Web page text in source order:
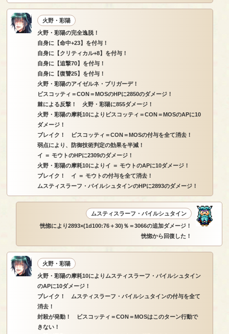
火野・彩陽
火野・彩陽の完全逸脱！
自身に【命中+23】を付与！
自身に【クリティカル+8】を付与！
自身に【追撃70】を付与！
自身に【復讐25】を付与！
火野・彩陽のアイゼルネ・ブリガーデ！
ビスコッティ＝CON＝MOSのHPに2850のダメージ！
棘による反撃！ 火野・彩陽に855ダメージ！
火野・彩陽の摩耗10によりビスコッティ＝CON＝MOSのAPに10
ダメージ！
ブレイク！ ビスコッティ＝CON＝MOSの付与を全て消去！
弱点により、防御技術判定の効果を半減！
イ ＝ モウトのHPに2309のダメージ！
火野・彩陽の摩耗10によりイ ＝ モウトのAPに10ダメージ！
ブレイク！ イ ＝ モウトの付与を全て消去！
ムスティスラーフ・バイルシュタインのHPに2893のダメージ！
ムスティスラーフ・バイルシュタイン
恍惚により2893×(1d100:76＋30)％＝3066の追加ダメージ！
恍惚から回復した！
火野・彩陽
火野・彩陽の摩耗10によりムスティスラーフ・バイルシュタイン
のAPに10ダメージ！
ブレイク！ ムスティスラーフ・バイルシュタインの付与を全て
消去！
封殺が発動！ ビスコッティ＝CON＝MOSはこのターン行動で
きない！